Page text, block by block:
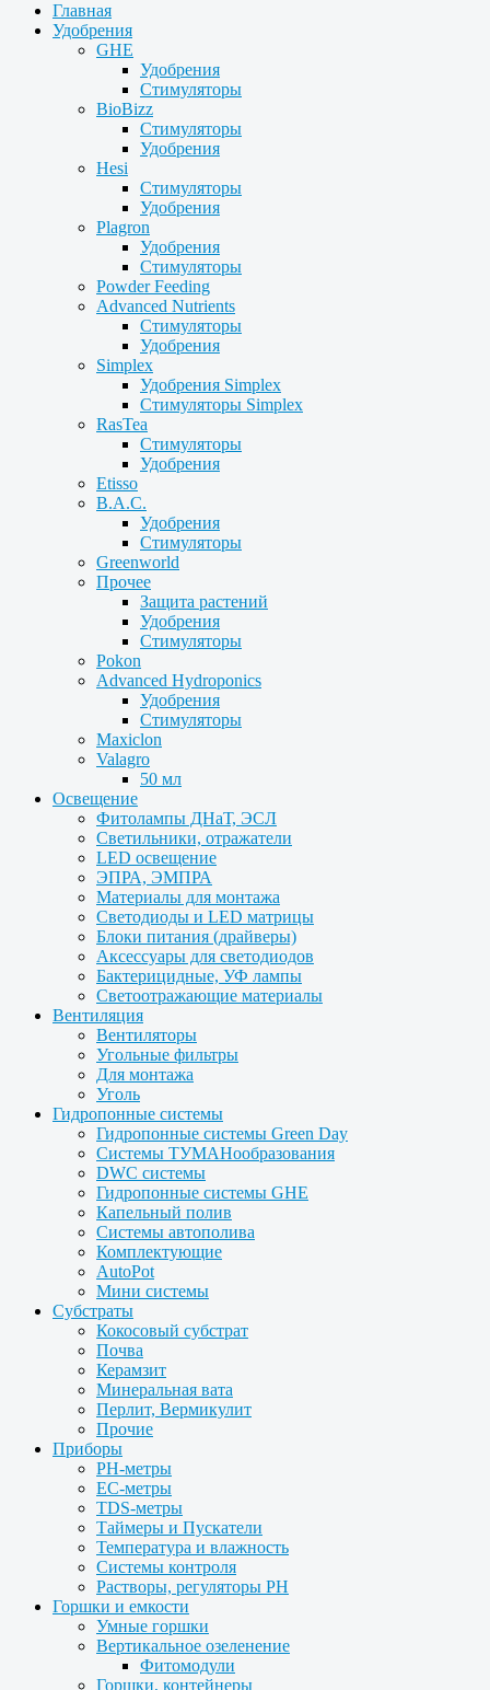
Главная
Удобрения
GHE
Удобрения
Стимуляторы
BioBizz
Стимуляторы
Удобрения
Hesi
Стимуляторы
Удобрения
Plagron
Удобрения
Стимуляторы
Powder Feeding
Advanced Nutrients
Стимуляторы
Удобрения
Simplex
Удобрения Simplex
Стимуляторы Simplex
RasTea
Стимуляторы
Удобрения
Etisso
B.A.C.
Удобрения
Стимуляторы
Greenworld
Прочее
Защита растений
Удобрения
Стимуляторы
Pokon
Advanced Hydroponics
Удобрения
Стимуляторы
Maxiclon
Valagro
50 мл
Освещение
Фитолампы ДНаТ, ЭСЛ
Светильники, отражатели
LED освещение
ЭПРА, ЭМПРА
Материалы для монтажа
Светодиоды и LED матрицы
Блоки питания (драйверы)
Аксессуары для светодиодов
Бактерицидные, УФ лампы
Светоотражающие материалы
Вентиляция
Вентиляторы
Угольные фильтры
Для монтажа
Уголь
Гидропонные системы
Гидропонные системы Green Day
Системы ТУМАНообразования
DWC системы
Гидропонные системы GHE
Капельный полив
Системы автополива
Комплектующие
AutoPot
Мини системы
Субстраты
Кокосовый субстрат
Почва
Керамзит
Минеральная вата
Перлит, Вермикулит
Прочие
Приборы
PH-метры
EC-метры
TDS-метры
Таймеры и Пускатели
Температура и влажность
Системы контроля
Растворы, регуляторы PH
Горшки и емкости
Умные горшки
Вертикальное озеленение
Фитомодули
Горшки, контейнеры